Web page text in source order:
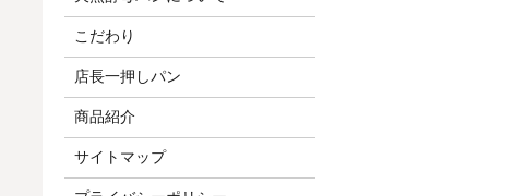
こだわり
店長一押しパン
商品紹介
サイトマップ